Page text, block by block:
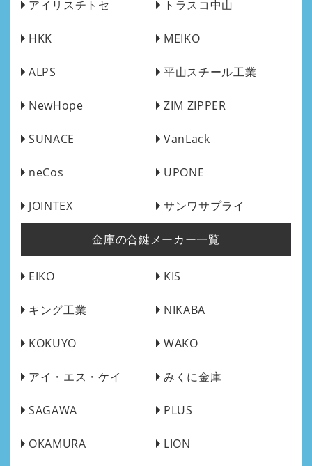
アイリスチトセ トラスコ中山
HKK MEIKO
ALPS 平山スチール工業
NewHope ZIM ZIPPER
SUNACE VanLack
neCos UPONE
JOINTEX サンワサプライ
金庫の合鍵メーカー一覧
EIKO KIS
キング工業 NIKABA
KOKUYO WAKO
アイ・エス・ケイ みくに金庫
SAGAWA PLUS
OKAMURA LION